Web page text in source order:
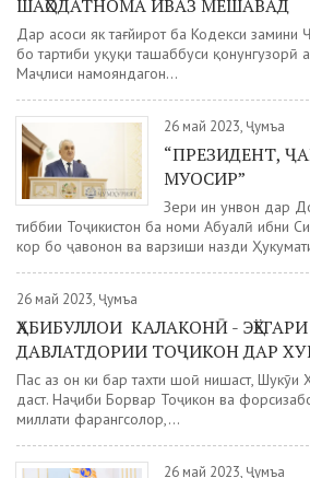
ШАҲОДАТНОМА ИВАЗ МЕШАВАД
Дар асоси як тағйирот ба Кодекси замини
бо тартиби ҳуқуқи ташаббуси қонунгузорӣ
Маҷлиси намояндагон...
26 май 2023, Ҷумъа
“ПРЕЗИДЕНТ,
МУОСИР”
Зери ин унвон дар
тиббии Тоҷикистон ба номи Абуалӣ ибни
кор бо ҷавонон ва варзиши назди
26 май 2023, Ҷумъа
ҲАБИБУЛЛОИ КАЛАКОНӢ -
ДАВЛАТДОРИИ ТОҶИКОН ДАР
Пас аз он ки бар тахти шоҳӣ нишаст,
даст. Наҷиби Борвар Тоҷикон ва
миллати фарҳангсолор,...
26 май 2023, Ҷумъа